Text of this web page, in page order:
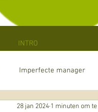
INTRO
Imperfecte manager
28 jan 2024 1 minuten om